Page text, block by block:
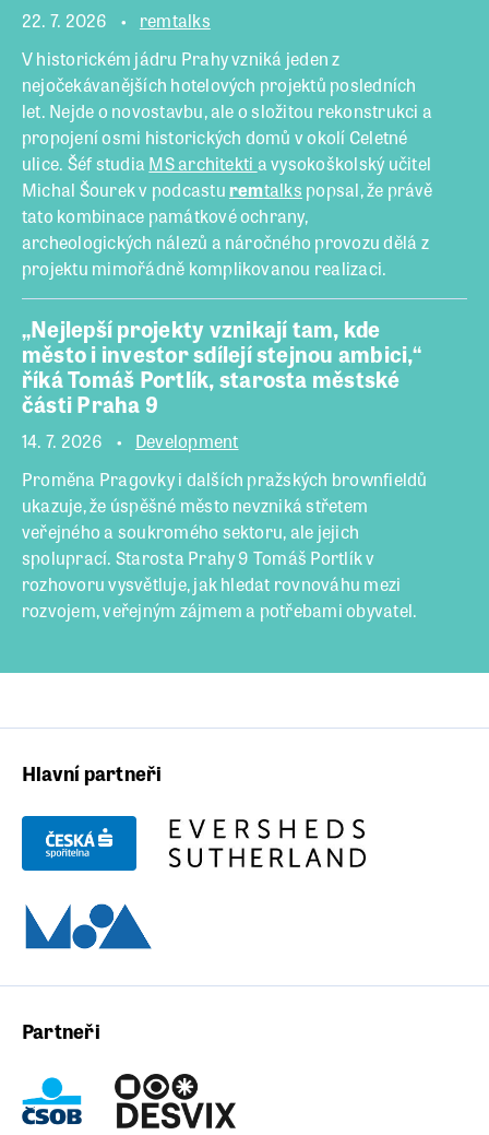
22. 7. 2026
remtalks
V historickém jádru Prahy vzniká jeden z
nejočekávanějších hotelových projektů posledních
let. Nejde o novostavbu, ale o složitou rekonstrukci a
propojení osmi historických domů v okolí Celetné
ulice. Šéf studia MS architekti a vysokoškolský učitel
Michal Šourek v podcasturemtalks popsal, že právě
tato kombinace památkové ochrany,
archeologických nálezů a náročného provozu dělá z
projektu mimořádně komplikovanou realizaci.
„Nejlepší projekty vznikají tam, kde
město i investor sdílejí stejnou ambici,“
říká Tomáš Portlík, starosta městské
části Praha 9
14. 7. 2026
Development
Proměna Pragovky i dalších pražských brownfieldů
ukazuje, že úspěšné město nevzniká střetem
veřejného a soukromého sektoru, ale jejich
spoluprací. Starosta Prahy 9 Tomáš Portlík v
rozhovoru vysvětluje, jak hledat rovnováhu mezi
rozvojem, veřejným zájmem a potřebami obyvatel.
Hlavní partneři
Partneři